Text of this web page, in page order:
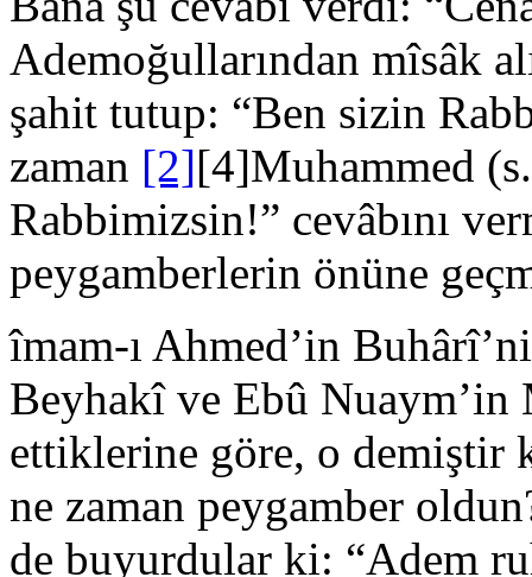
Ademoğullarından mîsâk
şahit tutup: “Ben sizin
zaman [2][4]Muhammed
Rabbimizsin!” cevâbını
peygamberlerin önüne
îmam-ı Ahmed’in
Beyhakî ve Ebû Nuaym’in
ettiklerine göre, o demiştir
ne zaman peygamber
de buyurdular ki: “Adem